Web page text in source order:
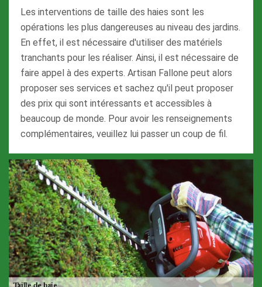
Les interventions de taille des haies sont les
opérations les plus dangereuses au niveau des jardins.
En effet, il est nécessaire d'utiliser des matériels
tranchants pour les réaliser. Ainsi, il est nécessaire de
faire appel à des experts. Artisan Fallone peut alors
proposer ses services et sachez qu'il peut proposer
des prix qui sont intéressants et accessibles à
beaucoup de monde. Pour avoir les renseignements
complémentaires, veuillez lui passer un coup de fil.